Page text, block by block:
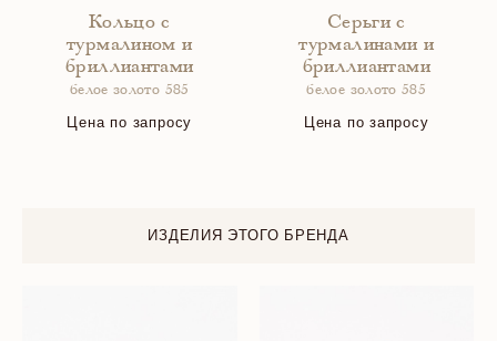
Кольцо с
турмалином и
бриллиантами
белое золото 585
Цена по запросу
Серьги с
турмалинами и
бриллиантами
белое золото 585
Цена по запросу
ИЗДЕЛИЯ ЭТОГО БРЕНДА